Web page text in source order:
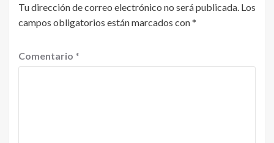
Tu dirección de correo electrónico no será publicada. Los
campos obligatorios están marcados con*
Comentario *